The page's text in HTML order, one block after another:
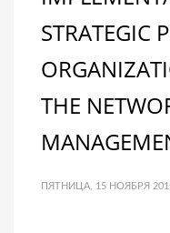
STRATEGIC
THE
ПЯТНИЦА, 15 НОЯБРЯ